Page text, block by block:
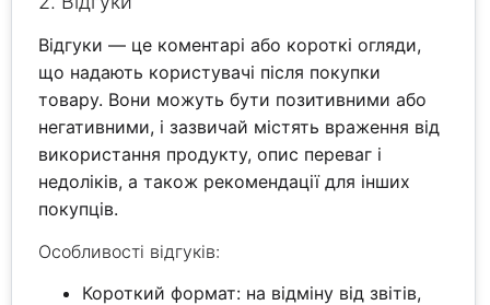
Відгуки — це коментарі або короткі огляди,
що надають користувачі після покупки
товару. Вони можуть бути позитивними або
негативними, і зазвичай містять враження від
використання продукту, опис переваг і
недоліків, а також рекомендації для інших
покупців.
Особливості відгуків:
Короткий формат: на відміну від звітів,